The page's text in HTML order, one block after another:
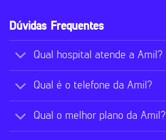
Dúvidas Frequentes
Qual hospital atende a Amil?
Qual é o telefone da Amil?
Qual o melhor plano da Amil?